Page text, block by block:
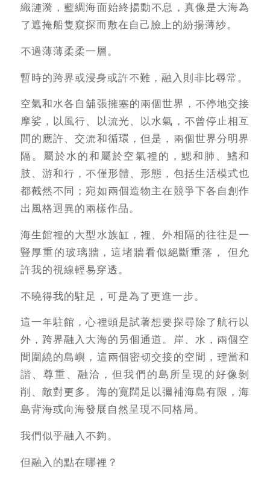
織漣漪，藍綢海面始終揚動不息，真像是大海為
了遮掩船隻窺探而敷在自己臉上的紛揚薄紗。
不過薄薄柔柔一層。
暫時的跨界或浸身或許不難，融入則非比尋常。
空氣和水各自舖張擁塞的兩個世界，不停地交接
摩娑，以風行、以流光、以水氣，不曾停止相互
間的應許、交流和循環，但是，兩個世界分明界
隔。屬於水的和屬於空氣裡的，鰓和肺、鰭和
肢、游和行，不僅形體、形態，包括生活模式也
都截然不同；宛如兩個造物主在競爭下各自創作
出風格迥異的兩樣作品。
海生館裡的大型水族缸，裡、外相隔的往往是一
豎厚重的玻璃牆，這堵牆看似絕斷重落， 但允
許我的視線輕易穿透。
不曉得我的駐足，可是為了更進一步。
這一年駐館，心裡頭是試著想要探尋除了航行以
外，跨界融入大海的另個通道。岸、水，兩個空
間圍繞的島嶼，這兩個密切交接的空間，理當和
諧、尊重、融洽，但我們的島所呈現的好像剝
削、敵對更多。海的寬闊足以彌補海島有限，海
島背海或向海發展自然呈現不同格局。
我們似乎融入不夠。
但融入的點在哪裡？